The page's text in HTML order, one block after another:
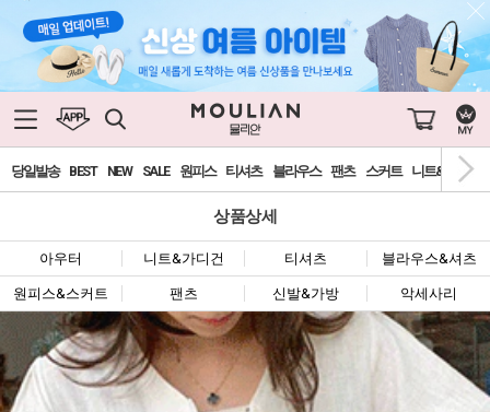
당일발송 BEST NEW SALE 원피스 티셔츠 블라우스 팬츠 스커트 니트&가디건
상품상세
아우터 니트&가디건 티셔츠 블라우스&셔츠
원피스&스커트 팬츠 신발&가방 악세사리